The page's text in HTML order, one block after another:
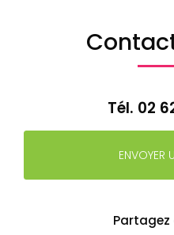
Tél. 02
ENVOYER